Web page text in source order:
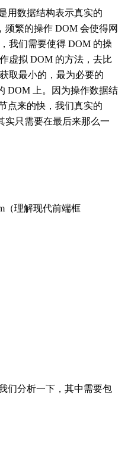
用数据结构表示真实的
频繁的操作 DOM 会使得网
我们需要使得 DOM 的操
虚拟 DOM 的方法，去比
取最小的，最为必要的
DOM 上。因为操作数据结
点来的快，我们真实的
实只需要在最后来那么一
们分析一下，其中需要包